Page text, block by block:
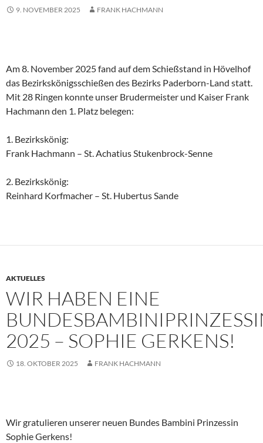
9. NOVEMBER 2025 FRANK HACHMANN
Am 8. November 2025 fand auf dem Schießstand in Hövelhof
das Bezirkskönigsschießen des Bezirks Paderborn-Land statt.
Mit 28 Ringen konnte unser Brudermeister und Kaiser Frank
Hachmann den 1. Platz belegen:
1. Bezirkskönig:
Frank Hachmann – St. Achatius Stukenbrock-Senne
2. Bezirkskönig:
Reinhard Korfmacher – St. Hubertus Sande
AKTUELLES
WIR HABEN EINE
2025 – SOPHIE GERKENS!
18. OKTOBER 2025 FRANK HACHMANN
Wir gratulieren unserer neuen Bundes Bambini Prinzessin
Sophie Gerkens!